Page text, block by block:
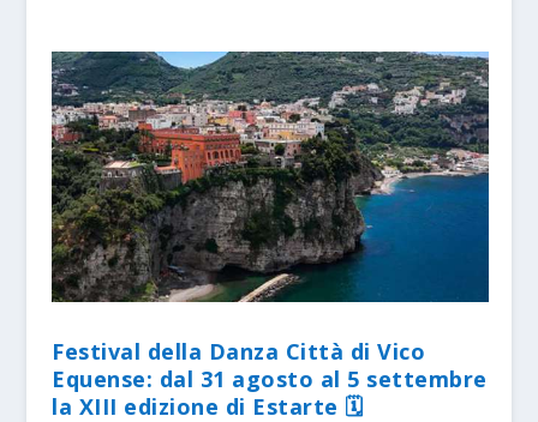
Festival della Danza Città di Vico
Equense: dal 31 agosto al 5 settembre
la XIII edizione di Estarte 🗓